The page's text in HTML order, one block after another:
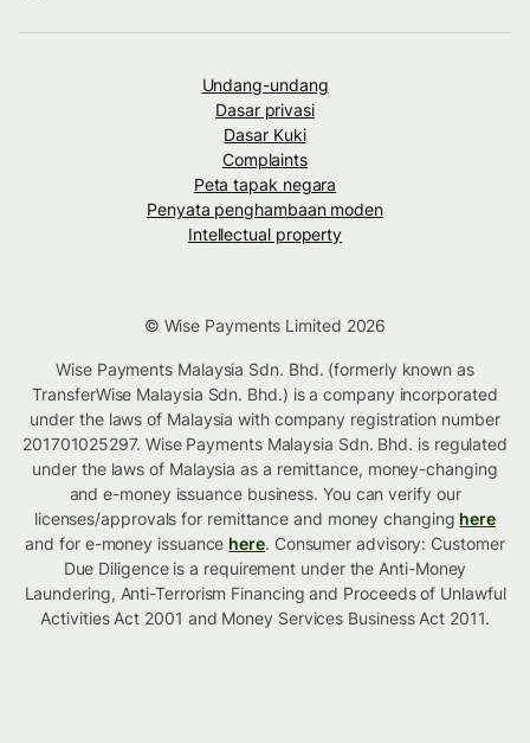
Undang-undang
Dasar privasi
Dasar Kuki
Complaints
Peta tapak negara
Penyata penghambaan moden
Intellectual property
© Wise Payments Limited 2026
Wise Payments Malaysia Sdn. Bhd. (formerly known as
TransferWise Malaysia Sdn. Bhd.) is a company incorporated
under the laws of Malaysia with company registration number
201701025297. Wise Payments Malaysia Sdn. Bhd. is regulated
under the laws of Malaysia as a remittance, money-changing
and e-money issuance business. You can verify our
licenses/approvals for remittance and money changing here
and for e-money issuance here. Consumer advisory: Customer
Due Diligence is a requirement under the Anti-Money
Laundering, Anti-Terrorism Financing and Proceeds of Unlawful
Activities Act 2001 and Money Services Business Act 2011.